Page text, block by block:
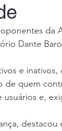
da
Dante
e
de quem
e,